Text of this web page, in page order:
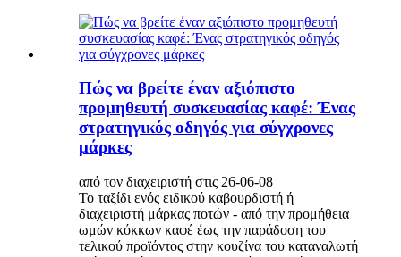
Πώς να βρείτε έναν αξιόπιστο
προμηθευτή συσκευασίας καφέ: Ένας
στρατηγικός οδηγός για σύγχρονες
μάρκες
από τον διαχειριστή στις 26-06-08
Το ταξίδι ενός ειδικού καβουρδιστή ή
διαχειριστή μάρκας ποτών - από την προμήθεια
ωμών κόκκων καφέ έως την παράδοση του
τελικού προϊόντος στην κουζίνα του καταναλωτή